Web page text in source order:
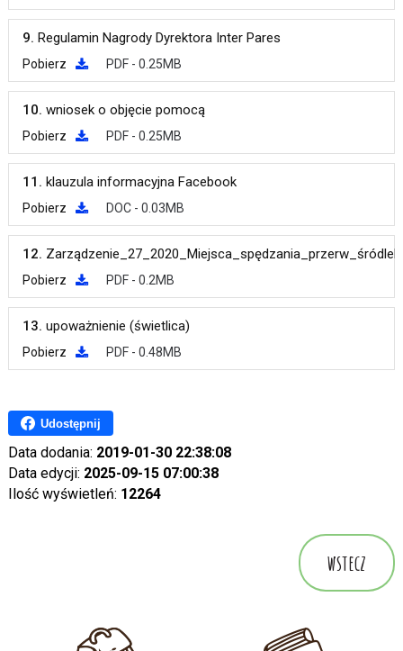
9. Regulamin Nagrody Dyrektora Inter Pares
Pobierz PDF - 0.25MB
10. wniosek o objęcie pomocą
Pobierz PDF - 0.25MB
11. klauzula informacyjna Facebook
Pobierz DOC - 0.03MB
12.
Pobierz PDF - 0.2MB
13. upoważnienie (świetlica)
Pobierz PDF - 0.48MB
Udostępnij
Data dodania: 2019-01-30 22:38:08
Data edycji: 2025-09-15 07:00:38
Ilość wyświetleń: 12264
wstecz